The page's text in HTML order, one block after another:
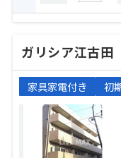
ガリシア江古田
家具家電付き 初